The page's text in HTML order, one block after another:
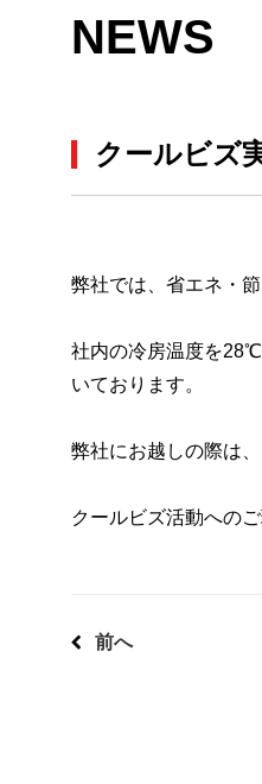
NEWS
クールビズ
弊社では、省エネ・
社内の冷房温度を
いております。
弊社にお越しの際は
クールビズ活動への
前へ